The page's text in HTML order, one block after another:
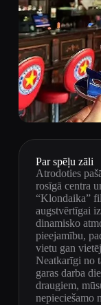
Par spēļu zāli
Atrodoties
rosīgā centra
“Klondaika”
augstvērtīgai
dinamisko
pieejamību,
vietu gan
Neatkarīgi no
garas darba
draugiem,
nepieciešamo